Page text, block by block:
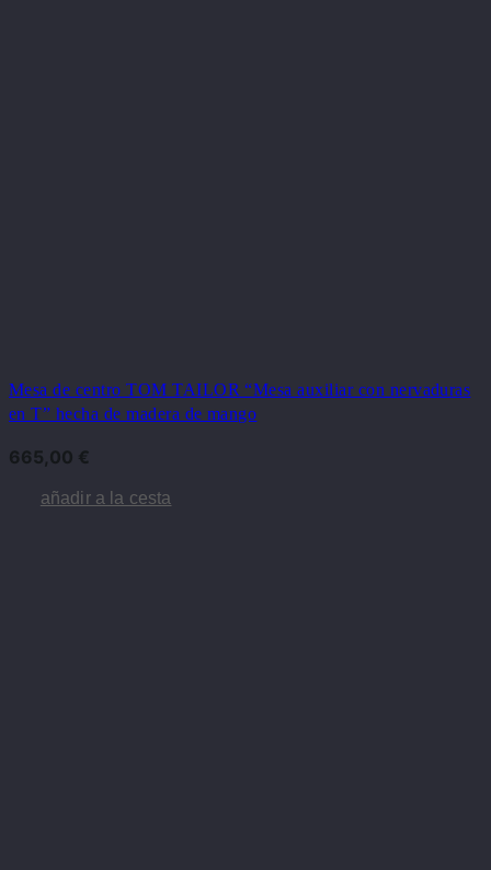
Mesa de centro TOM TAILOR “Mesa auxiliar con nervaduras
en T” hecha de madera de mango
665,00 €
añadir a la cesta